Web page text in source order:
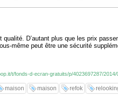
qualité. D’autant plus que les prix
même peut être une sécurité
t/fonds-d-ecran-gratuits/p/4023697287/
maison maison refok